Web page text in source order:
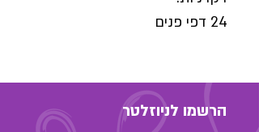
24 דפי פנים
הרשמו לניוזלטר